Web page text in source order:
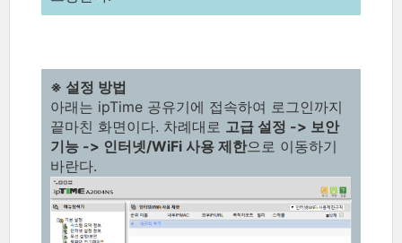
※ 설정 방법
아래는 ipTime 공유기에 접속하여 로그인까지
끝마친 화면이다. 차례대로 고급 설정 -> 보안
기능 -> 인터넷/WiFi 사용 제한으로 이동하기
바란다.